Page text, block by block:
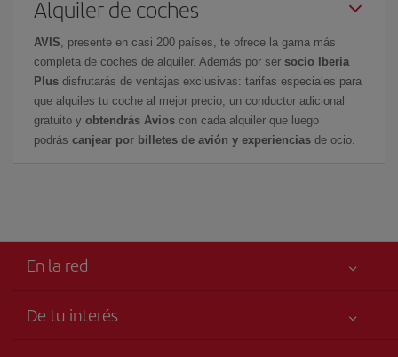
Alquiler de coches
AVIS , presente en casi 200 países, te ofrece la gama más
completa de coches de alquiler. Además por ser socio Iberia
Plus disfrutarás de ventajas exclusivas: tarifas especiales para
que alquiles tu coche al mejor precio, un conductor adicional
gratuito y obtendrás Avios con cada alquiler que luego
podrás canjear por billetes de avión y experiencias de ocio.
En la red
De tu interés